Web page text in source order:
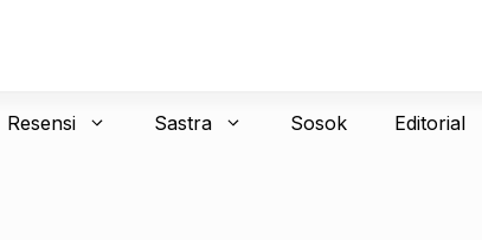
Resensi Sastra Sosok Editorial